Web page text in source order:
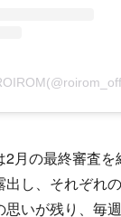
月の最終審査
出し、それぞれ
思いが残り、毎